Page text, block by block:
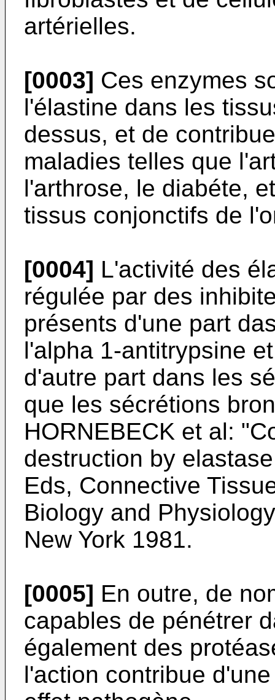
artérielles.
[0003] Ces enzymes
l'élastine dans les
dessus, et de
maladies telles que
l'arthrose, le diabéte,
tissus conjonctifs de
[0004] L'activité des
régulée par des
présents d'une part
l'alpha 1-antitrypsine
d'autre part dans les
que les sécrétions
HORNEBECK et al:
destruction by
Eds, Connective
Biology and
New York 1981.
[0005] En outre, de
capables de pénétrer
également des
l'action contribue